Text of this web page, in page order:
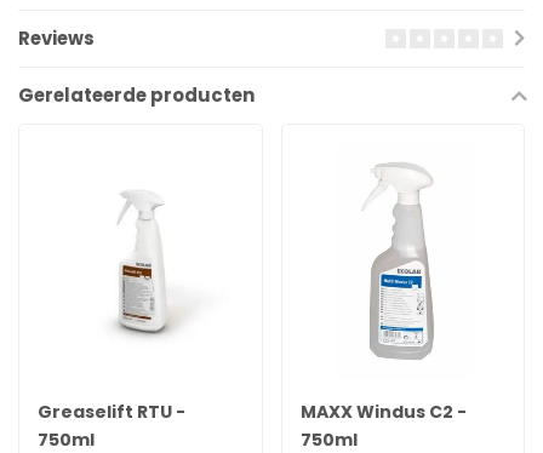
Reviews
Gerelateerde producten
Greaselift RTU -
750ml
MAXX Windus C2 -
750ml